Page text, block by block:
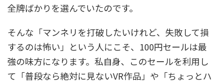
全牌ばかりを選んでいたのです。
そんな「マンネリを打破したいけれど、失敗して損
するのは怖い」という人にこそ、100円セールは最
強の味方になります。私自身、このセールを利用し
て「普段なら絶対に見ないVR作品」や「ちょっとハ